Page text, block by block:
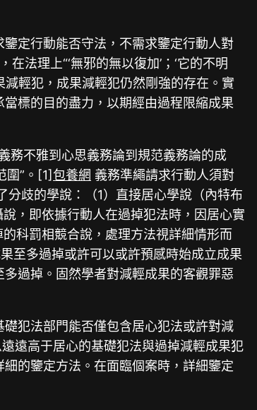
定行動能否守法，不需求鑒定行動人對
法理上“‘無邪的無以復加’；‘它的不明
減輕犯，成果減輕犯仍然剛強的存在。實
標的目的盡力，以期經由過程限縮成果
務不雅到心思義務論到規范義務論的成
圍”。[1]包養網 義務準繩請求行動人須對
分歧的學說：（1）直接居心學說（內特布
，即依據行動人在過掉犯法時，因居心實
科罰相競合說，處理方法視詳細情形而
至多過掉或許可以或許預感時始成立成果
過掉。固然學者對減輕成果的客觀罪惡
犯法部門能否僅包含居心犯法或許對減
遠高于居心的基礎犯法與過掉減輕成果犯
的鑒定方法。在面臨個案時，詳細鑒定